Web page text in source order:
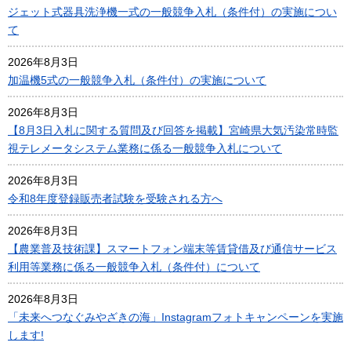
ジェット式器具洗浄機一式の一般競争入札（条件付）の実施につい
て
2026年8月3日
加温機5式の一般競争入札（条件付）の実施について
2026年8月3日
【8月3日入札に関する質問及び回答を掲載】宮崎県大気汚染常時監
視テレメータシステム業務に係る一般競争入札について
2026年8月3日
令和8年度登録販売者試験を受験される方へ
2026年8月3日
【農業普及技術課】スマートフォン端末等賃貸借及び通信サービス
利用等業務に係る一般競争入札（条件付）について
2026年8月3日
「未来へつなぐみやざきの海」Instagramフォトキャンペーンを実施
します!